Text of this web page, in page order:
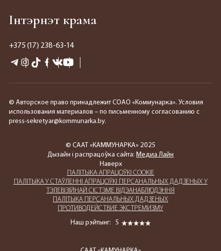
ПАЛIТЫКА АПРАЦОЎКІ COOKIE
ПАЛIТЫКА У СТАЎЛЕННІ АПРАЦОЎКІ ПЕРСАНАЛЬНЫХ ДАДЗЕНЫХ У
ТЭЛЕВІЗІЙНАЙ СІСТЭМЕ ВІДЭАНАБЛЮДЭННЯ
ПАЛIТЫКА ПЕРСАНАЛЬНЫХ ДАДЗЕНЫХ
ПРОТИВОДЕЙСТВИЕ ЭКСТРЕМИЗМУ
Наш рэйтынг:
5
Інтэрнэт крама
+375 (17) 238-63-14
© Авторское право принадлежит СОАО «Коммунарка». Условия
использования материалов – по письменному согласованию с
press-sekretyar@kommunarka.by.
© СААТ «КАММУНАРКА» 2025
Дызайн і распрацоўка сайта: Медиа Лайн
Наверх